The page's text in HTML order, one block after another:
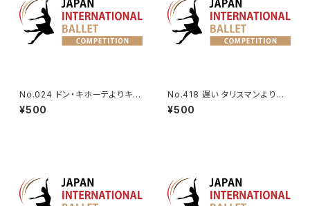
No.024 ドン・キホーテよりキュ
ーピッドのVa.
¥500
No.418 遅い タリスマンより女
性Va.
¥500